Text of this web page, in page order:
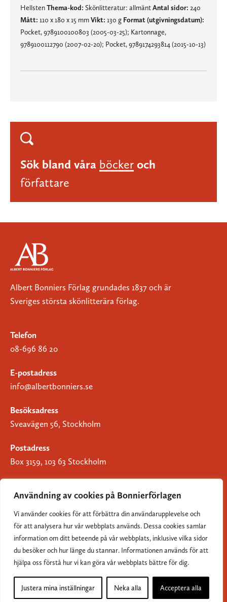
Användning av cookies på Bonnierförlagen
Vi använder cookies för att förbättra din användarupplevelse och
för att analysera hur vår webbplats används. Dessa cookies samlar
information om ditt beteende på vår webbplats, inklusive vilka sidor
du besöker och hur länge du stannar. Informationen används för att
hjälpa oss förstå hur vi kan göra vår webbplats bättre för dig.
Justera mina inställningar Neka alla Acceptera alla
HellstenThema-kod: Skönlitteratur: allmäntAntal sidor: 240
Mått: 110 x 180 x 15 mmVikt: 130 g Format (utgivningsdatum):
Pocket, 9789100100803 (2005-03-25); Kartonnage,
9789100112790 (2007-02-20); Pocket, 9789174293814 (2015-10-13)
Sök bland våra böcker och
författare
Albert Bonniers Förlag grundades 1837 och är
Sveriges största skönlitterära förlag.
Telefon
08-696 86 20
E-postadress
info@albertbonniers.se
Besöksadress
Sveavägen 56, Stockholm
Postadress
Box 3159, 103 63 Stockholm
Om Bonnierförlagen
Cookies
Integritetspolicy